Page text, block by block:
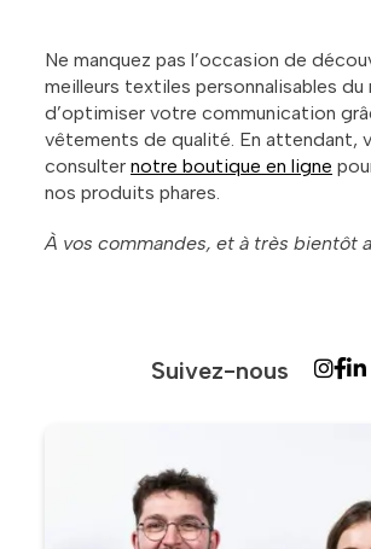
Ne manquez pas l’occasion de
meilleurs textiles personnalisables
d’optimiser votre communication
vêtements de qualité. En attendant,
consulter notre boutique en ligne
nos produits phares.
À vos commandes, et à très bientôt
Suivez-nous